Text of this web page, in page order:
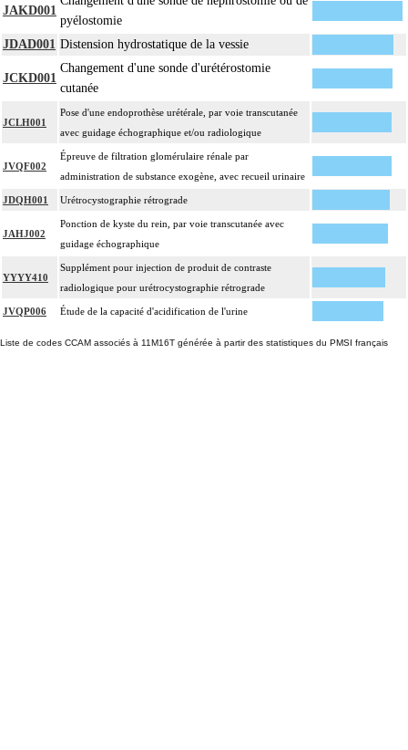
JAKD001
pyélostomie
JDAD001 Distension hydrostatique de la vessie
JCKD001
Changement d'une sonde d'urétérostomie
cutanée
JCLH001
Pose d'une endoprothèse urétérale, par voie transcutanée
avec guidage échographique et/ou radiologique
JVQF002
Épreuve de filtration glomérulaire rénale par
administration de substance exogène, avec recueil urinaire
JDQH001 Urétrocystographie rétrograde
JAHJ002
Ponction de kyste du rein, par voie transcutanée avec
guidage échographique
YYYY410
Supplément pour injection de produit de contraste
radiologique pour urétrocystographie rétrograde
JVQP006 Étude de la capacité d'acidification de l'urine
Liste de codes CCAM associés à 11M16T générée à partir des statistiques du PMSI français